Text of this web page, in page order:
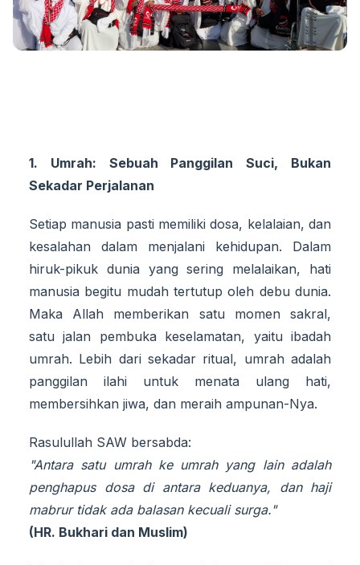
1. Umrah: Sebuah Panggilan Suci, Bukan
Sekadar Perjalanan
Setiap manusia pasti memiliki dosa, kelalaian, dan
kesalahan dalam menjalani kehidupan. Dalam
hiruk-pikuk dunia yang sering melalaikan, hati
manusia begitu mudah tertutup oleh debu dunia.
Maka Allah memberikan satu momen sakral,
satu jalan pembuka keselamatan, yaitu ibadah
umrah. Lebih dari sekadar ritual, umrah adalah
panggilan ilahi untuk menata ulang hati,
membersihkan jiwa, dan meraih ampunan-Nya.
Rasulullah SAW bersabda:
"Antara satu umrah ke umrah yang lain adalah
penghapus dosa di antara keduanya, dan haji
mabrur tidak ada balasan kecuali surga."
(HR. Bukhari dan Muslim)